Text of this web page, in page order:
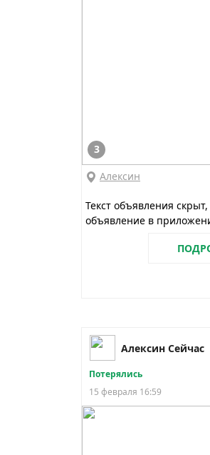
3
Алексин
Текст объявления
объявление в
Алексин Сейчас
Потерялись
15 февраля 16:59